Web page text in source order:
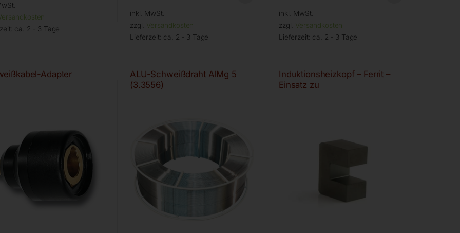
ca. 2 - 3 Tage
inkl. MwSt.
zzgl. Versandkosten
Lieferzeit: ca. 2 - 3 Tage
inkl. MwSt.
zzgl. Versandkosten
Lieferzeit: ca. 2 - 3 Tage
Adapter
ALU-Schweißdraht AlMg 5
(3.3556)
Induktionsheizkopf – Ferrit –
Einsatz zu